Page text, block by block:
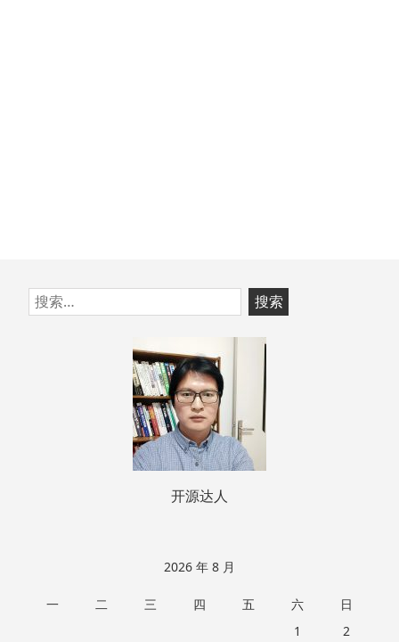
跳
至
搜
索：
开源达人
2026 年 8 月
一 二 三 四 五 六
日
1
2